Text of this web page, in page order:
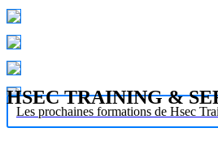
Les prochaines formations de Hsec
HSEC TRAINING &